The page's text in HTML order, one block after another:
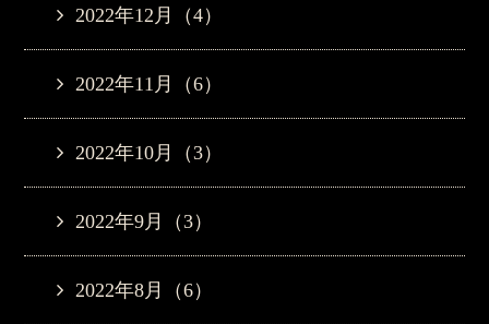
2022年12月（4）
2022年11月（6）
2022年10月（3）
2022年9月（3）
2022年8月（6）